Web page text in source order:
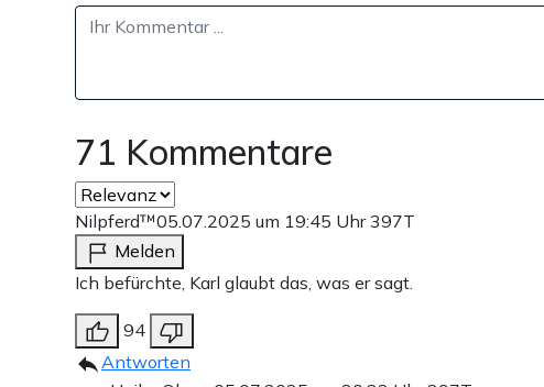
71 Kommentare
Nilpferd™️05.07.2025 um 19:45 Uhr397T
Melden
Ich befürchte, Karl glaubt das, was er sagt.
94
Antworten